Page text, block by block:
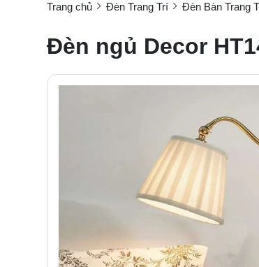
Trang chủ Đèn Trang Trí Đèn Bàn Trang
Đèn ngủ Decor